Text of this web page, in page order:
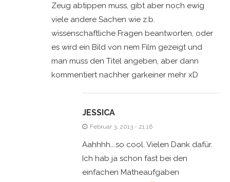
Zeug abtippen muss, gibt aber noch ewig
viele andere Sachen wie z.b.
wissenschaftliche Fragen beantworten, oder
es wird ein Bild von nem Film gezeigt und
man muss den Titel angeben, aber dann
kommentiert nachher garkeiner mehr xD
JESSICA
Februar 3, 2013 - 21:16
Aahhhh….so cool. Vielen Dank dafür.
Ich hab ja schon fast bei den
einfachen Matheaufgaben